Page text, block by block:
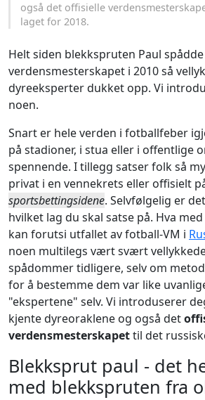
også det offisielle
laget for 2018.
Helt siden blekkspruten Paul
verdensmesterskapet i 2010 så
dyreeksperter dukket opp. Vi
noen.
Snart er hele verden i fotballfeber
på stadioner, i stua eller i offentlige
spennende. I tillegg satser folk så
privat i en vennekrets eller offisielt
sportsbettingsidene. Selvfølgelig er
hvilket lag du skal satse på. Hva
kan forutsi utfallet av fotball-VM i
noen multilegs vært svært
spådommer tidligere, selv om
for å bestemme dem var like
"ekspertene" selv. Vi introduserer
kjente dyreoraklene og også det
verdensmesterskapettil det
Blekksprut paul - det
med blekkspruten fra